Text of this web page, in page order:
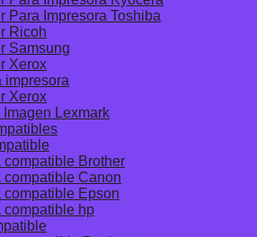
Para Impresora Toshiba
Ricoh
Samsung
Xerox
impresora
Xerox
Lexmark
compatible Brother
compatible Canon
compatible Epson
compatible hp